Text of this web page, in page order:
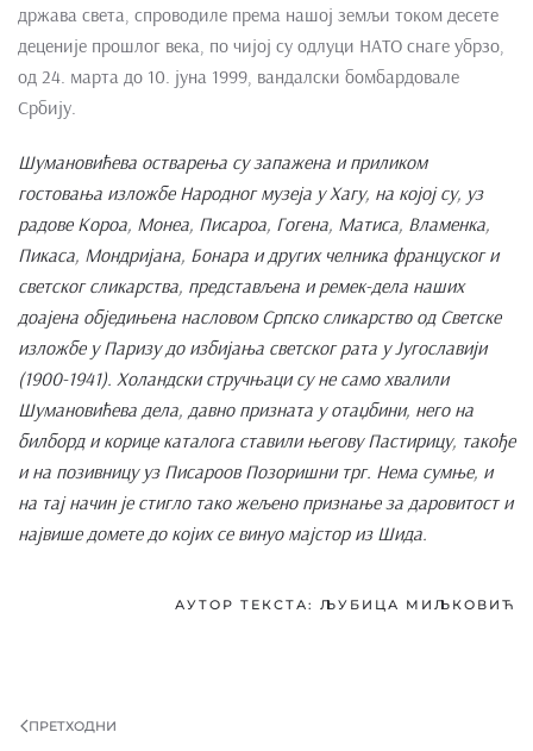
држава света, спроводиле према нашој земљи током десете
деценије прошлог века, по чијој су одлуци НАТО снаге убрзо,
од 24. марта до 10. јуна 1999, вандалски бомбардовале
Србију.
Шумановићева остварења су запажена и приликом
гостовања изложбе Народног музеја у Хагу, на којој су, уз
радове Короа, Монеа, Писароа, Гогена, Матиса, Вламенка,
Пикаса, Мондријана, Бонара и других челника француског и
светског сликарства, представљена и ремек-дела наших
доајена обједињена насловом Српско сликарство од Светске
изложбе у Паризу до избијања светског рата у Југославији
(1900-1941). Холандски стручњаци су не само хвалили
Шумановићева дела, давно призната у отаџбини, него на
билборд и корице каталога ставили његову Пастирицу, такође
и на позивницу уз Писароов Позоришни трг. Нема сумње, и
на тај начин је стигло тако жељено признање за даровитост и
највише домете до којих се винуо мајстор из Шида.
АУТОР ТЕКСТА: ЉУБИЦА МИЉКОВИЋ
ПРЕТХОДНИ